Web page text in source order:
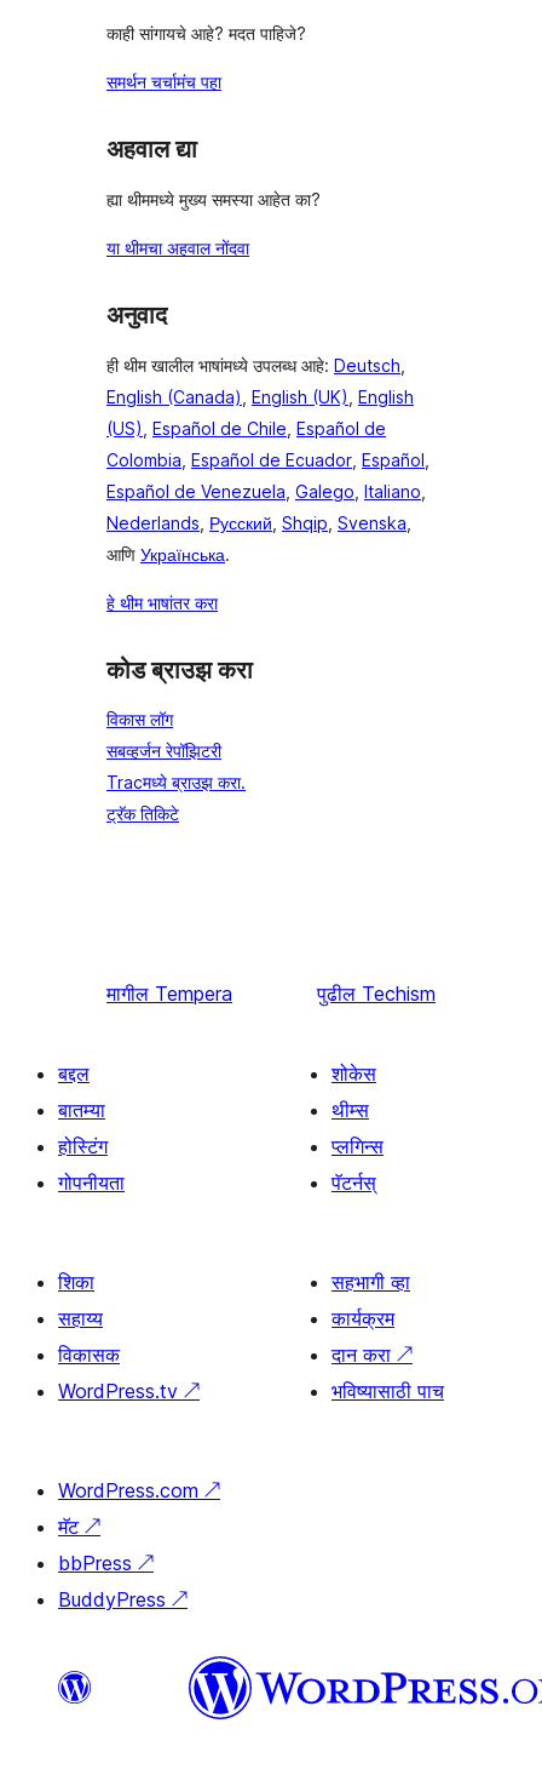
काही सांगायचे आहे? मदत पाहिजे?
समर्थन चर्चामंच पहा
अहवाल द्या
ह्या थीममध्ये मुख्य समस्या आहेत का?
या थीमचा अहवाल नोंदवा
अनुवाद
ही थीम खालील भाषांमध्ये उपलब्ध आहे: Deutsch
English (Canada) English (UK) English
(US) Español de Chile Español de
Colombia Español de Ecuador Español
Español de Venezuela Galego Italiano
Nederlands Русский Shqip Svenska
आणि Українська.
हे थीम भाषांतर करा
कोड ब्राउझ करा
विकास लॉग
सबव्हर्जन रेपॉझिटरी
Tracमध्ये ब्राउझ करा.
ट्रॅक तिकिटे
मागील Tempera पुढील Techism
बद्दल
बातम्या
होस्टिंग
गोपनीयता
शोकेस
थीम्स
प्लगिन्स
पॅटर्नस्
शिका
सहाय्य
विकासक
WordPress.tv ↗
सहभागी व्हा
कार्यक्रम
दान करा ↗
भविष्यासाठी पाच
WordPress.com ↗
मॅट ↗
bbPress ↗
BuddyPress ↗